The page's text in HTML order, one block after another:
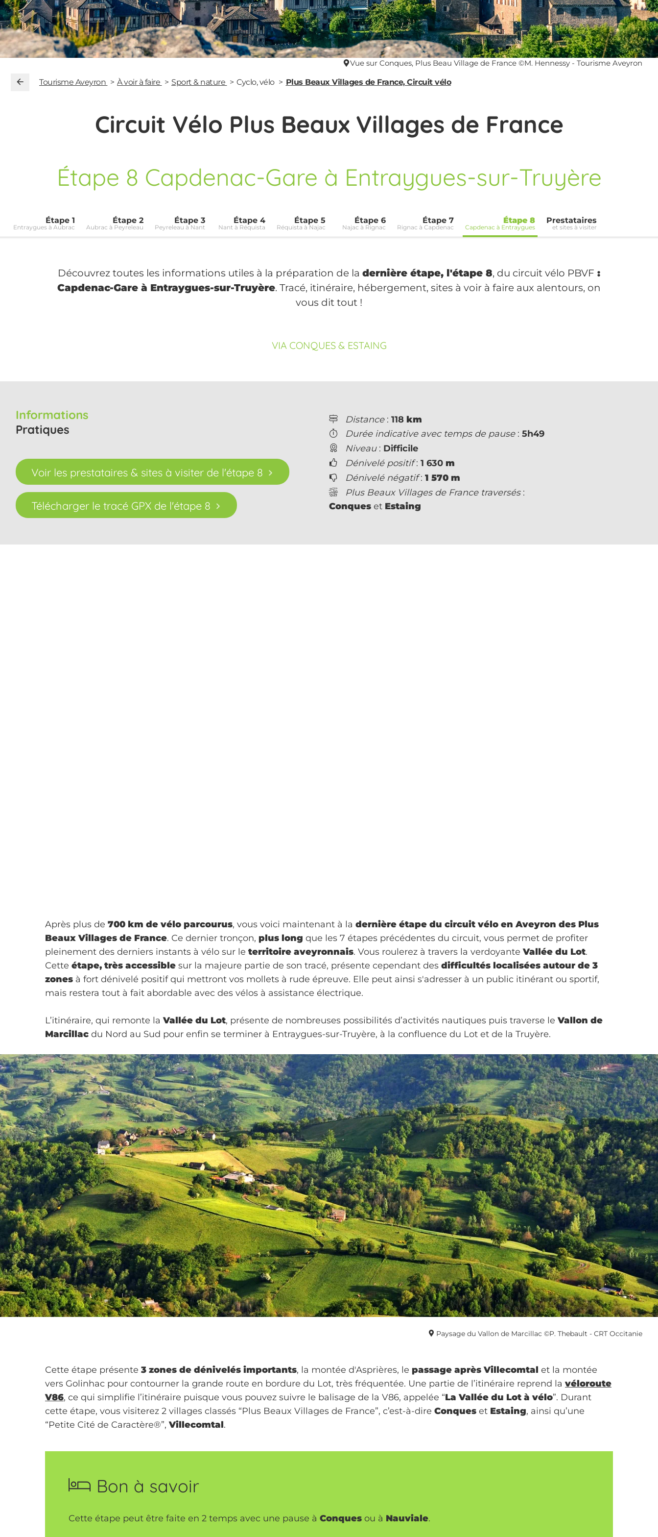
Vue sur Conques, Plus Beau Village de France ©M. Hennessy - Tourisme Aveyron
Tourisme Aveyron À voir à faire Sport & nature Cyclo, vélo Plus Beaux Villages de France, Circuit vélo
Circuit Vélo Plus Beaux Villages de France
Étape 8 Capdenac-Gare à Entraygues-sur-Truyère
Étape 1
Entraygues à Aubrac
Étape 2
Aubrac à Peyreleau
Étape 3
Peyreleau à Nant
Étape 4
Nant à Réquista
Étape 5
Réquista à Najac
Étape 6
Najac à Rignac
Étape 7
Rignac à Capdenac
Étape 8
Capdenac à Entraygues
Prestataires
et sites à visiter
Découvrez toutes les informations utiles à la préparation de la dernière étape, l'étape 8, du circuit vélo PBVF :
Capdenac-Gare à Entraygues-sur-Truyère. Tracé, itinéraire, hébergement, sites à voir à faire aux alentours, on
vous dit tout !
VIA CONQUES & ESTAING
Informations
Pratiques
Voir les prestataires & sites à visiter de l'étape 8
Télécharger le tracé GPX de l'étape 8
Distance: 118 km
Durée indicative avec temps de pause: 5h49
Niveau: Difficile
Dénivelé positif: 1 630 m
Dénivelé négatif: 1 570 m
Plus Beaux Villages de France traversés :
Conques et Estaing
Après plus de 700 km de vélo parcourus, vous voici maintenant à la dernière étape du circuit vélo en Aveyron des Plus
Beaux Villages de France. Ce dernier tronçon, plus long que les 7 étapes précédentes du circuit, vous permet de profiter
pleinement des derniers instants à vélo sur le territoire aveyronnais. Vous roulerez à travers la verdoyanteVallée du Lot.
Cette étape, très accessible sur la majeure partie de son tracé, présente cependant des difficultés localisées autour de 3
zones à fort dénivelé positif qui mettront vos mollets à rude épreuve. Elle peut ainsi s'adresser à un public itinérant ou sportif,
mais restera tout à fait abordable avec des vélos à assistance électrique.
L’itinéraire, qui remonte laVallée du Lot, présente de nombreuses possibilités d’activités nautiques puis traverse leVallon de
Marcillac du Nord au Sud pour enfin se terminer à Entraygues-sur-Truyère, à la confluence du Lot et de la Truyère.
Paysage du Vallon de Marcillac ©P. Thebault - CRT Occitanie
Cette étape présente 3 zones de dénivelés importants, la montée d'Asprières, le passage après Villecomtal et la montée
vers Golinhac pour contourner la grande route en bordure du Lot, très fréquentée. Une partie de l’itinéraire reprend la véloroute
V86, ce qui simplifie l’itinéraire puisque vous pouvez suivre le balisage de la V86, appelée “La Vallée du Lot à vélo”. Durant
cette étape, vous visiterez 2 villages classés “Plus Beaux Villages de France”, c’est-à-dire Conques et Estaing, ainsi qu’une
“Petite Cité de Caractère®”,Villecomtal.
Bon à savoir
Cette étape peut être faite en 2 temps avec une pause à Conques ou à Nauviale.